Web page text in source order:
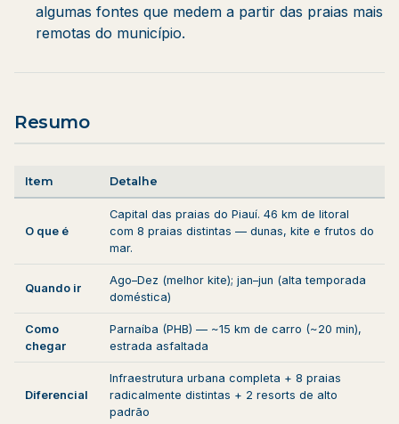
algumas fontes que medem a partir das praias mais
remotas do município.
Resumo
Item Detalhe
O que é
Capital das praias do Piauí. 46 km de litoral
com 8 praias distintas — dunas, kite e frutos do
mar.
Quando ir
Ago–Dez (melhor kite); jan–jun (alta temporada
doméstica)
Como
chegar
Parnaíba (PHB) — ~15 km de carro (~20 min),
estrada asfaltada
Diferencial
Infraestrutura urbana completa + 8 praias
radicalmente distintas + 2 resorts de alto
padrão